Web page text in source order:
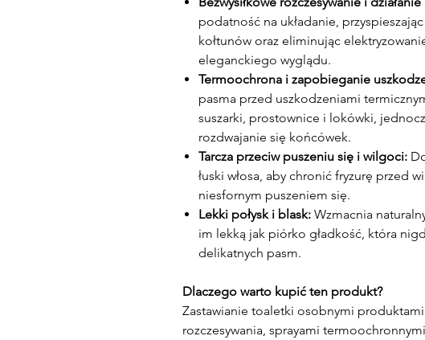
podatność na układanie,
kołtunów oraz eliminując
eleganckiego wyglądu.
Termoochrona i zapobieganie
pasma przed uszkodzeniami
suszarki, prostownice i lokówki,
rozdwajanie się końcówek.
Tarcza przeciw puszeniu się i wilgoci:
łuski włosa, aby chronić fryzurę przed
niesfornym puszeniem się.
Lekki połysk i blask: Wzmacnia
im lekką jak piórko gładkość, która
delikatnych pasm.
Dlaczego warto kupić ten produkt?
Zastawianie toaletki osobnymi produktami
rozczesywania, sprayami